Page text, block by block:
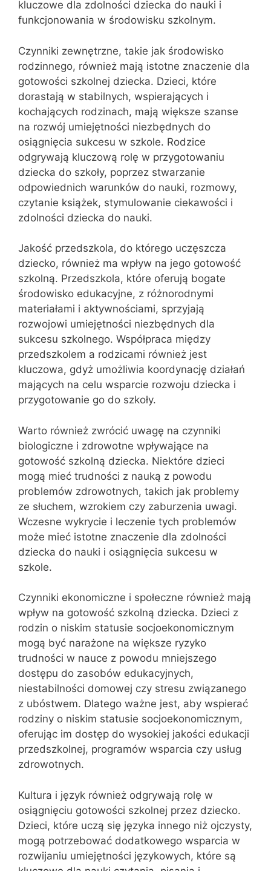
kluczowe dla zdolności dziecka do nauki i
funkcjonowania w środowisku szkolnym.
Czynniki zewnętrzne, takie jak środowisko
rodzinnego, również mają istotne znaczenie dla
gotowości szkolnej dziecka. Dzieci, które
dorastają w stabilnych, wspierających i
kochających rodzinach, mają większe szanse
na rozwój umiejętności niezbędnych do
osiągnięcia sukcesu w szkole. Rodzice
odgrywają kluczową rolę w przygotowaniu
dziecka do szkoły, poprzez stwarzanie
odpowiednich warunków do nauki, rozmowy,
czytanie książek, stymulowanie ciekawości i
zdolności dziecka do nauki.
Jakość przedszkola, do którego uczęszcza
dziecko, również ma wpływ na jego gotowość
szkolną. Przedszkola, które oferują bogate
środowisko edukacyjne, z różnorodnymi
materiałami i aktywnościami, sprzyjają
rozwojowi umiejętności niezbędnych dla
sukcesu szkolnego. Współpraca między
przedszkolem a rodzicami również jest
kluczowa, gdyż umożliwia koordynację działań
mających na celu wsparcie rozwoju dziecka i
przygotowanie go do szkoły.
Warto również zwrócić uwagę na czynniki
biologiczne i zdrowotne wpływające na
gotowość szkolną dziecka. Niektóre dzieci
mogą mieć trudności z nauką z powodu
problemów zdrowotnych, takich jak problemy
ze słuchem, wzrokiem czy zaburzenia uwagi.
Wczesne wykrycie i leczenie tych problemów
może mieć istotne znaczenie dla zdolności
dziecka do nauki i osiągnięcia sukcesu w
szkole.
Czynniki ekonomiczne i społeczne również mają
wpływ na gotowość szkolną dziecka. Dzieci z
rodzin o niskim statusie socjoekonomicznym
mogą być narażone na większe ryzyko
trudności w nauce z powodu mniejszego
dostępu do zasobów edukacyjnych,
niestabilności domowej czy stresu związanego
z ubóstwem. Dlatego ważne jest, aby wspierać
rodziny o niskim statusie socjoekonomicznym,
oferując im dostęp do wysokiej jakości edukacji
przedszkolnej, programów wsparcia czy usług
zdrowotnych.
Kultura i język również odgrywają rolę w
osiągnięciu gotowości szkolnej przez dziecko.
Dzieci, które uczą się języka innego niż ojczysty,
mogą potrzebować dodatkowego wsparcia w
rozwijaniu umiejętności językowych, które są